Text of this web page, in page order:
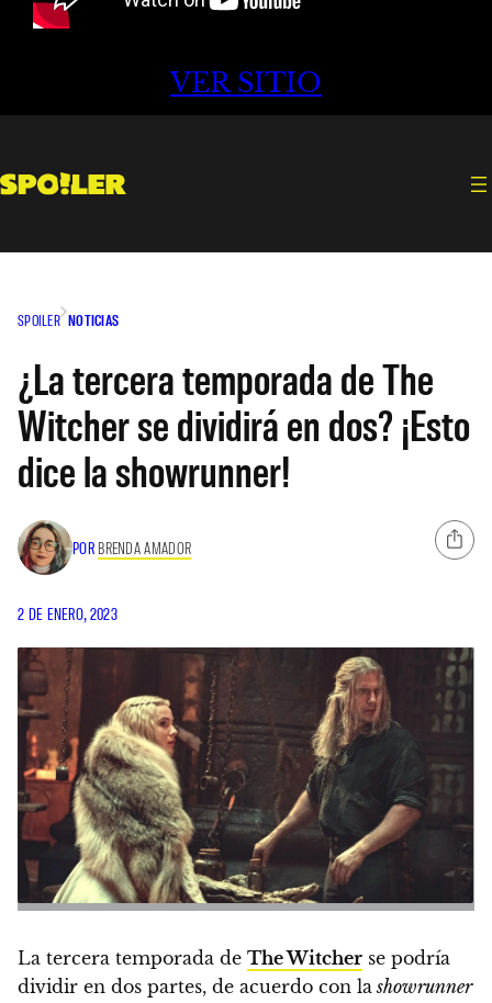
VER SITIO
SPOILER NOTICIAS
¿La tercera temporada de The
Witcher se dividirá en dos? ¡Esto
dice la showrunner!
POR BRENDA AMADOR
2 DE ENERO, 2023
La tercera temporada de The Witcher se podría
dividir en dos partes, de acuerdo con lashowrunner